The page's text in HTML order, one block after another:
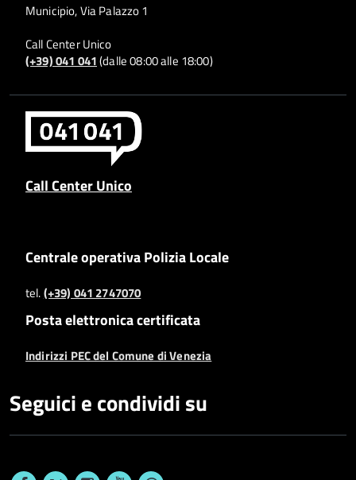
Municipio, Via Palazzo 1
Call Center Unico
(+39) 041 041(dalle 08:00 alle 18:00)
Call Center Unico
Centrale operativa Polizia Locale
tel.(+39) 041 2747070
Posta elettronica certificata
Indirizzi PEC del Comune di Venezia
Seguici e condividi su